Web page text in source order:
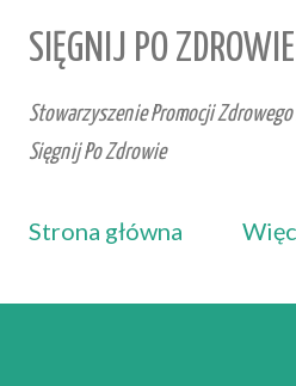
Przejdź do głównej
SIĘGNIJ PO ZDROWIE
Stowarzyszenie Promocji Zdrowego
Sięgnij Po Zdrowie
Strona główna